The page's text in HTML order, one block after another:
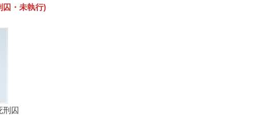
囚・未執行)
刑囚